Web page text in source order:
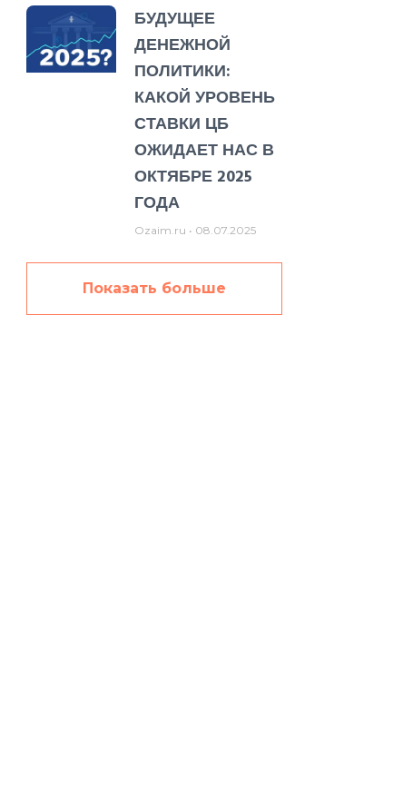
БУДУЩЕЕ
ДЕНЕЖНОЙ
ПОЛИТИКИ:
КАКОЙ УРОВЕНЬ
СТАВКИ ЦБ
ОЖИДАЕТ НАС В
ОКТЯБРЕ 2025
ГОДА
Ozaim.ru 08.07.2025
Показать больше